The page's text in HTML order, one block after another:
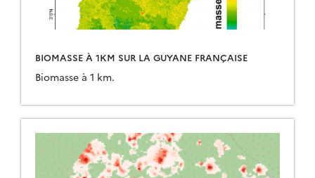
BIOMASSE À 1KM SUR LA GUYANE FRANÇAISE
Biomasse à 1 km.